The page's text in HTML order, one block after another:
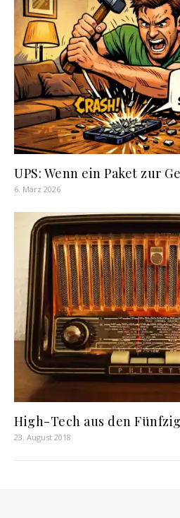
UPS: Wenn ein Paket zur
6. März 2026
High-Tech aus den
23. August 2018